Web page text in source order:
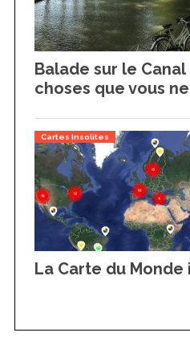
Balade sur le Canal
choses que vous
Cartes Insolites
La Carte du